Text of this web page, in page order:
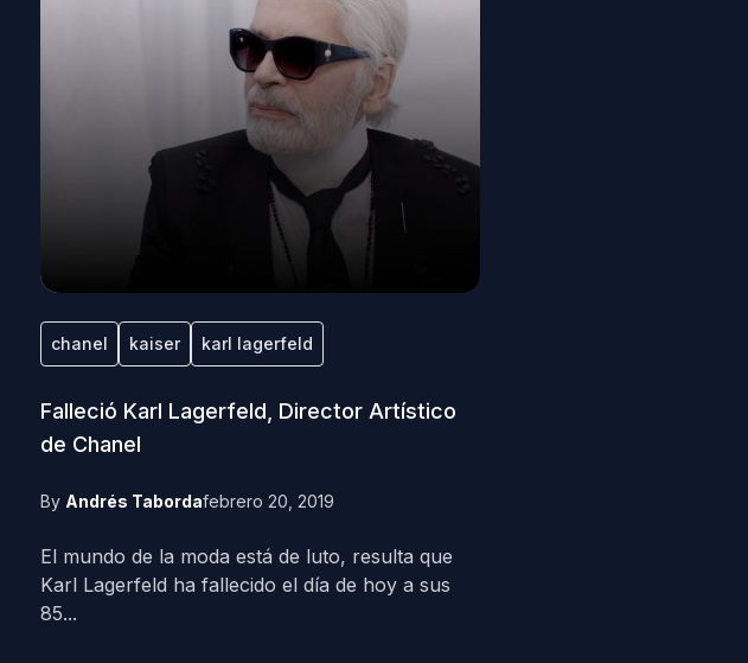
chanel kaiser karl lagerfeld
Falleció Karl Lagerfeld, Director Artístico
de Chanel
By Andrés Tabordafebrero 20, 2019
El mundo de la moda está de luto, resulta que
Karl Lagerfeld ha fallecido el día de hoy a sus
85...